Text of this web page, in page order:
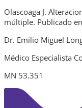
Olascoaga J.
múltiple. Publicado
Dr. Emilio Miguel
Médico Especialista
MN 53.351